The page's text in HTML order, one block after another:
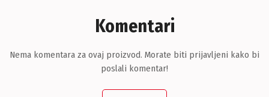
Komentari
Nema komentara za ovaj proizvod. Morate biti prijavljeni kako bi
poslali komentar!